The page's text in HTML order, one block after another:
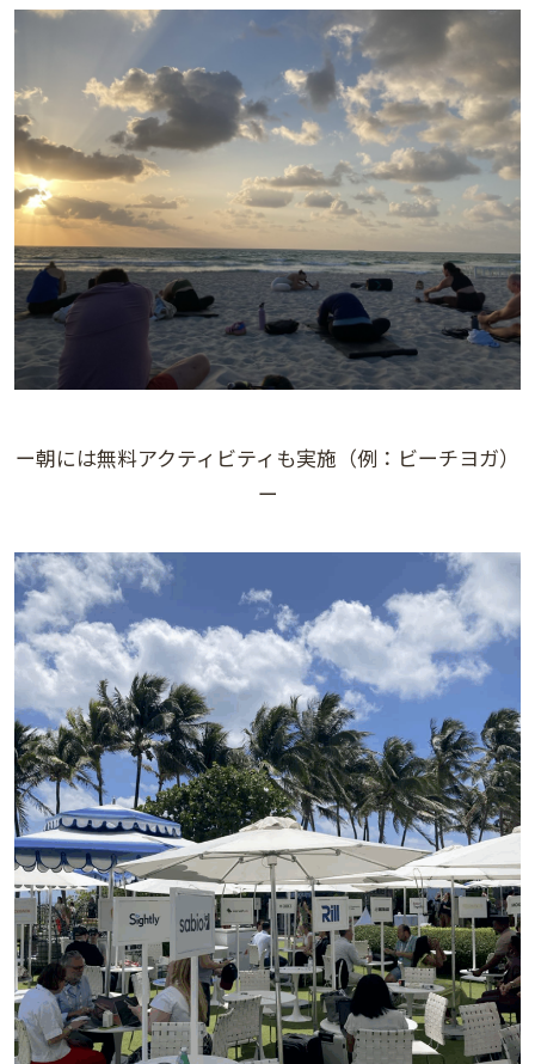
ー朝には無料アクティビティも実施（例：ビーチヨガ）
ー